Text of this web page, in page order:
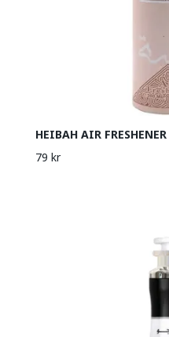
HEIBAH AIR FRESHENER
79 kr